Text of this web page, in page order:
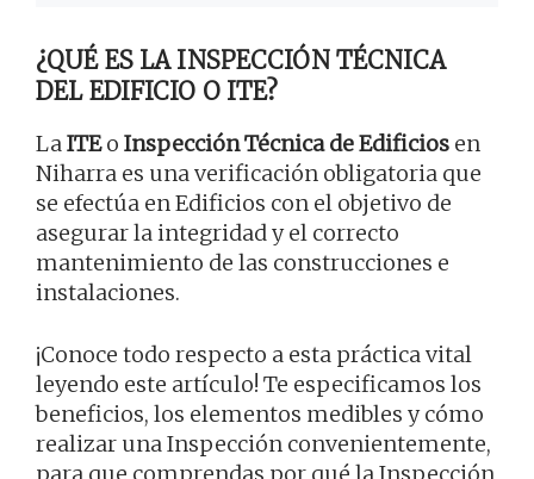
¿QUÉ ES LA INSPECCIÓN TÉCNICA
DEL EDIFICIO O ITE?
LaITEo Inspección Técnica de Edificios en
Niharra es una verificación obligatoria que
se efectúa en Edificios con el objetivo de
asegurar la integridad y el correcto
mantenimiento de las construcciones e
instalaciones.
¡Conoce todo respecto a esta práctica vital
leyendo este artículo! Te especificamos los
beneficios, los elementos medibles y cómo
realizar una Inspección convenientemente,